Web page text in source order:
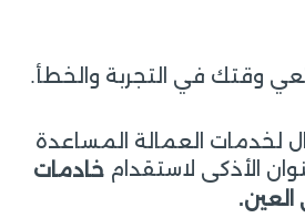
وقتك في التجربة والخطأ.
لخدمات العمالة المساعدة
الأذكى لاستقدام خادمات